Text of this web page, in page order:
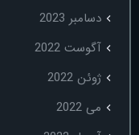
دسامبر 2023
آگوست 2022
ژوئن 2022
می 2022